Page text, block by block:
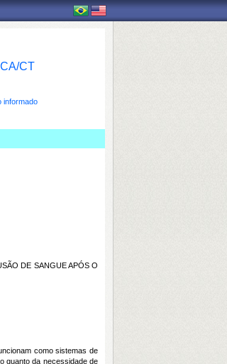
CT
informado
DE SANGUE APÓS O
como sistemas de
quanto da necessidade de